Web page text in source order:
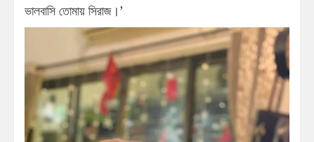
ভালবাসি তোমায় সিরাজ।’